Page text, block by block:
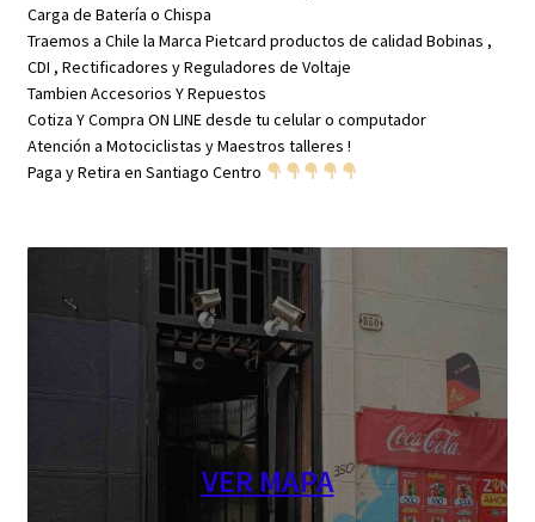
Carga de Batería o Chispa
Traemos a Chile la Marca Pietcard productos de calidad Bobinas ,
CDI , Rectificadores y Reguladores de Voltaje
Tambien Accesorios Y Repuestos
Cotiza Y Compra ON LINE desde tu celular o computador
Atención a Motociclistas y Maestros talleres !
Paga y Retira en Santiago Centro
VER MAPA